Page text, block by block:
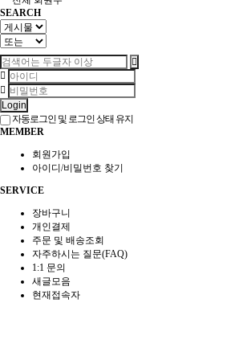
SEARCH
Login
자동로그인 및 로그인 상태 유지
MEMBER
회원가입
아이디/비밀번호 찾기
SERVICE
장바구니
개인결제
주문 및 배송조회
자주하시는 질문(FAQ)
1:1 문의
새글모음
현재접속자